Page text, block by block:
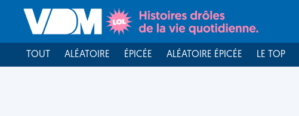
TOUT ALÉATOIRE ÉPICÉE ALÉATOIRE ÉPICÉE LE TOP